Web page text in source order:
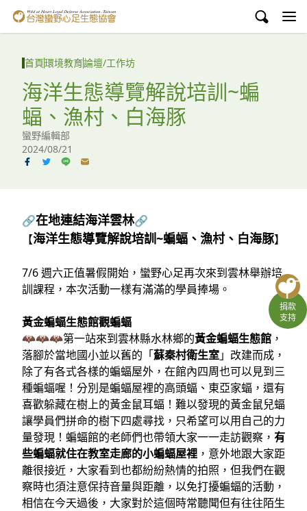
台灣蠻野心足生態協會
議題與行動
環境教育
白海豚媽祖宮
English
臉書
YouTube
捐款
支持
首頁環境教育論壇/工作坊
海洋生態導覽解說培訓~蝙
蝠、漁村、白海豚
蠻野編輯部
2024/08/21
🔗在地連結海洋雲林🔗
【海洋生態導覽解說培訓~蝙蝠、漁村、白海豚】
7/6 週六正值暑假開始，蠻野心足再次來到雲林舉辦培
訓課程，本次活動一樣有滿滿的學員捧場。
黃金蝙蝠生態館觀蝙蝠
🦇🦇🦇第一站來到雲林縣水林鄉的黃金蝙蝠生態館 ，
落腳於當地國小並以舊的「蘇秦村衛生室」改建而成，
除了有各式各樣的蝙蝠屋外，在館內四周也可以見到三
種蝙蝠喔！分別是蝙蝠屋裡的高頭蝠、東亞家蝠，還有
喜歡躲藏在樹上的黃金鼠耳蝠！難以發現的黃金鼠兒蝠
讓學員們拼命的樹下四處尋找，只希望可以用自己的力
量發現！蝙蝠館的老師們也帶領大家一一走訪觀察， 有
些蝙蝠就住在教室走廊的小蝙蝠屋裡 ，意外地跟大家距
離很接近，大家看到也都紛紛熱情的拍照，但我們在觀
察時也須注意保持音量與距離，以免打擾蝙蝠的活動，
相信在今天過後，大家對於這個時常聽聞但有往往陌生